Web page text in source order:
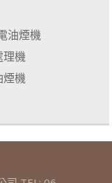
油煙機
理機
煙機